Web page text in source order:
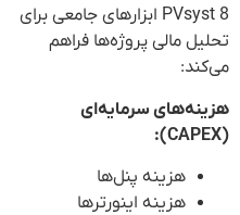
PVsyst 8 ابزارهای جامعی برای
تحلیل مالی پروژه‌ها فراهم
می‌کند:
هزینه‌های سرمایه‌ای
(CAPEX):
هزینه پنل‌ها
هزینه اینورترها